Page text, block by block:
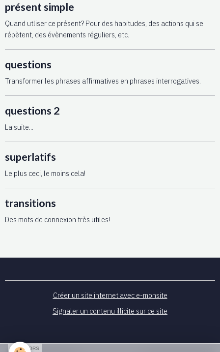
présent simple
Quand utliser ce présent? Pour des habitudes, des actions qui se
répètent, des évènements réguliers, etc.
questions
Transformer les phrases affirmatives en phrases interrogatives.
questions 2
La suite...
superlatifs
Le plus ceci, le moins cela!
transitions
Des mots de connexion très utiles!
Créer un site internet avec e-monsite
Signaler un contenu illicite sur ce site
SPONSORS